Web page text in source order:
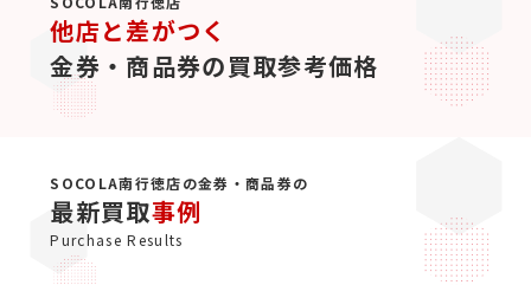
他店と差がつく
金券・商品券の買取参考価格
SOCOLA南行徳店の金券・商品券の
最新買取事例
Purchase Results